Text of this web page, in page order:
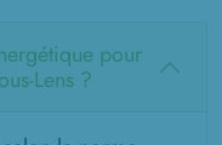
pour
Lens ?